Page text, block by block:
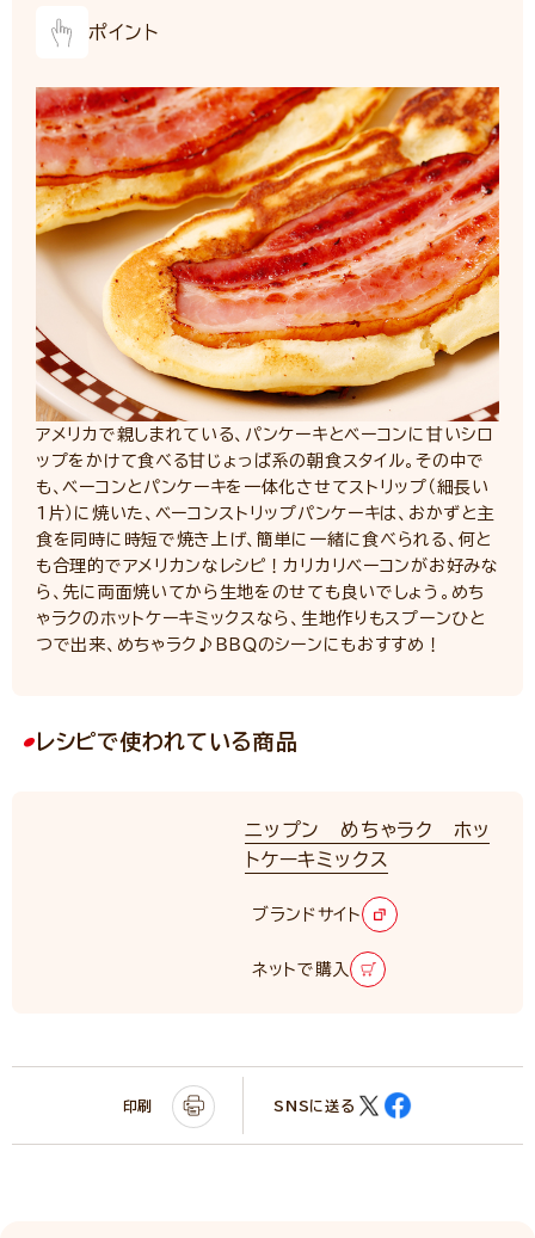
ポイント
アメリカで親しまれている、パンケーキとベーコンに甘いシロ
ップをかけて食べる甘じょっぱ系の朝食スタイル。その中で
も、ベーコンとパンケーキを一体化させてストリップ（細長い
1片）に焼いた、ベーコンストリップパンケーキは、おかずと主
食を同時に時短で焼き上げ、簡単に一緒に食べられる、何と
も合理的でアメリカンなレシピ！カリカリベーコンがお好みな
ら、先に両面焼いてから生地をのせても良いでしょう。めち
ゃラクのホットケーキミックスなら、生地作りもスプーンひと
つで出来、めちゃラク♪ＢＢＱのシーンにもおすすめ！
レシピで使われている商品
ニップン めちゃラク ホッ
トケーキミックス
ブランドサイト
ネットで購入
印刷 SNSに送る